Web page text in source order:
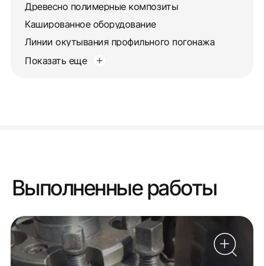
Древесно полимерные композиты
Кашированное оборудование
Линии окутывания профильного погонажа
Показать еще
Выполненные работы